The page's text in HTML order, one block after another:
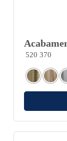
520 370